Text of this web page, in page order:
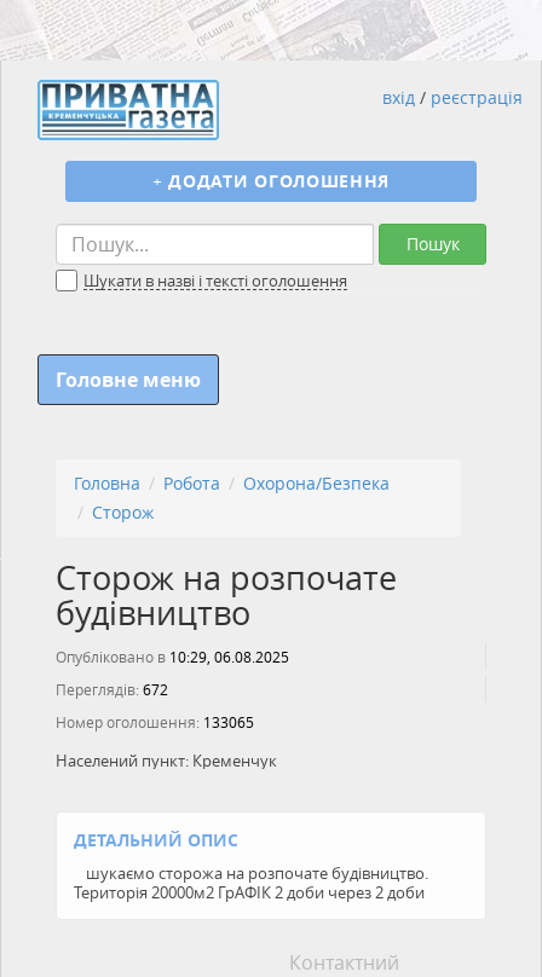
Пошук
Шукати в назві і тексті оголошення
+ ДОДАТИ ОГОЛОШЕННЯ
вхід / реєстрація
Головне меню
Головна Робота
Охорона/Безпека
Сторож
Сторож на розпочате
будівництво
Опубліковано в 10:29, 06.08.2025
Переглядів: 672
Номер оголошення: 133065
Населений пункт: Кременчук
ДЕТАЛЬНИЙ ОПИС
шукаємо сторожа на розпочате будівництво.
Територія 20000м2 ГрАФІК 2 доби через 2 доби
Контактний